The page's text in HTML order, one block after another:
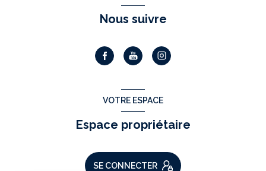
Nous suivre
VOTRE ESPACE
Espace propriétaire
SE CONNECTER